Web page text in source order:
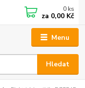
Menu
Hledat
0 ks
za 0,00 Kč